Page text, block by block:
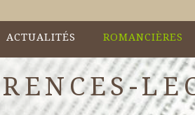
ACTUALITÉS ROMANCIÈRES